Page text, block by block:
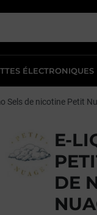
ÉLECTRONIQUES
Sels de nicotine Petit
E-
DE